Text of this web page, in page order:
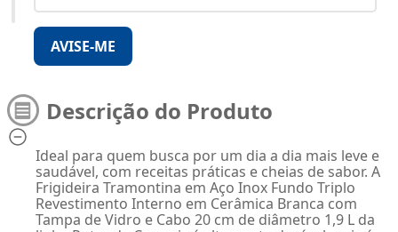
AVISE-ME
Descrição do Produto
Ideal para quem busca por um dia a dia mais leve e
saudável, com receitas práticas e cheias de sabor. A
Frigideira Tramontina em Aço Inox Fundo Triplo
Revestimento Interno em Cerâmica Branca com
Tampa de Vidro e Cabo 20 cm de diâmetro 1,9 L da